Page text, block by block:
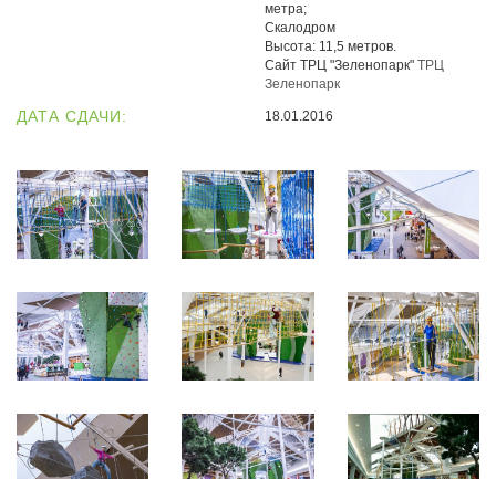
метра;
Скалодром
Высота: 11,5 метров.
Сайт ТРЦ "Зеленопарк" ТРЦ
Зеленопарк
ДАТА СДАЧИ: 18.01.2016